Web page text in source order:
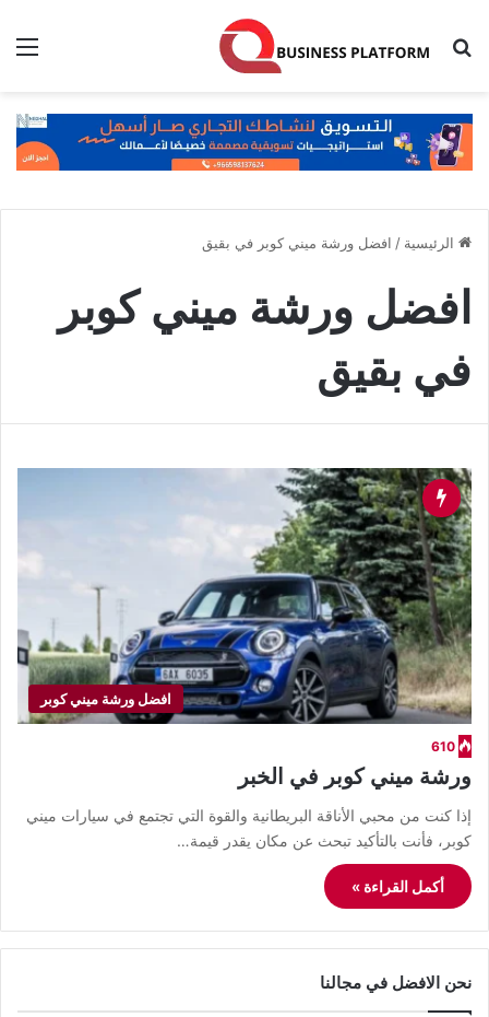
بحث عن
الرئيسية / افضل ورشة ميني كوبر في بقيق
افضل ورشة ميني كوبر
في بقيق
افضل ورشة ميني كوبر
610
ورشة ميني كوبر في الخبر
​إذا كنت من محبي الأناقة البريطانية والقوة التي تجتمع في سيارات ميني
كوبر، فأنت بالتأكيد تبحث عن مكان يقدر قيمة…
أكمل القراءة »
نحن الافضل في مجالنا